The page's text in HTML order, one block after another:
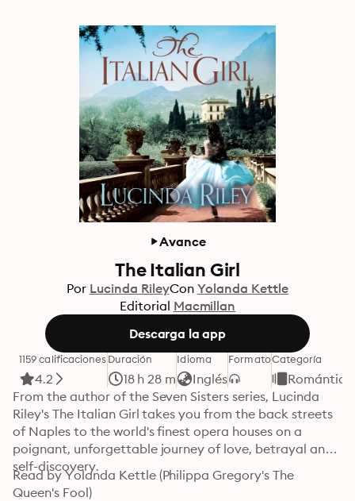
Avance
The Italian Girl
Por Lucinda RileyCon Yolanda Kettle
Editorial Macmillan
Descarga la app
1159 calificaciones
4.2
Duración
18 h 28 m
Idioma
Inglés
FormatoCategoría
Romántica
From the author of the Seven Sisters series, Lucinda
Riley's The Italian Girl takes you from the back streets
of Naples to the world's finest opera houses on a
poignant, unforgettable journey of love, betrayal and
self-discovery.
Read by Yolanda Kettle (Philippa Gregory's The
Queen's Fool)